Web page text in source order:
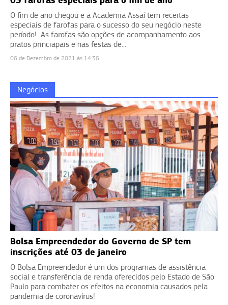
O fim de ano chegou e a Academia Assaí tem receitas
especiais de farofas para o sucesso do seu negócio neste
período! As farofas são opções de acompanhamento aos
pratos princiapais e nas festas de...
06 de Dezembro de 2021 às 14:36
Negócios
Bolsa Empreendedor do Governo de SP tem
inscrições até 03 de janeiro
O Bolsa Empreendedor é um dos programas de assistência
social e transferência de renda oferecidos pelo Estado de São
Paulo para combater os efeitos na economia causados pela
pandemia de coronavírus!